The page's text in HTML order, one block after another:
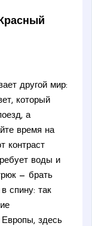
другой мир:
который
а
время на
контраст
воды и
— брать
спину: так
здесь